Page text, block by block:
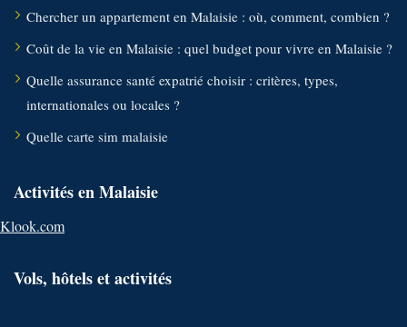
Chercher un appartement en Malaisie : où, comment, combien ?
Coût de la vie en Malaisie : quel budget pour vivre en Malaisie ?
Quelle assurance santé expatrié choisir : critères, types,
internationales ou locales ?
Quelle carte sim malaisie
Activités en Malaisie
Klook.com
Vols, hôtels et activités